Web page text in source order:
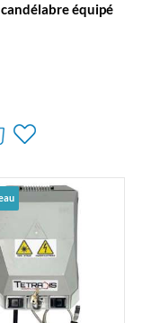
équipé